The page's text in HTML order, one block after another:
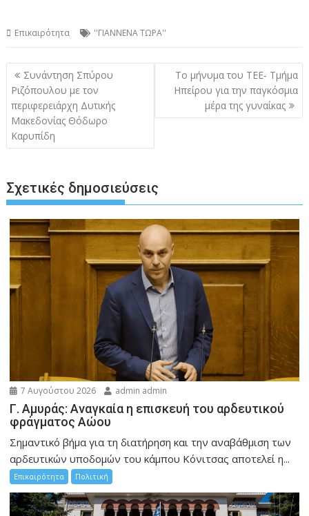
Επικαιρότητα ''ΓΙΑΝΝΕΝΑ ΤΩΡΑ''
Πλοήγηση
άρθρων
Συνάντηση Σπύρου
Ριζόπουλου με τον
περιφερειάρχη Δυτικής
Μακεδονίας Θόδωρο
Καρυπίδη
Το μήνυμα του ΤΕΕ- Τμήμα
Ηπείρου για την παγκόσμια
μέρα της γυναίκας
Σχετικές δημοσιεύσεις
7 Αυγούστου 2026 admin admin
Γ. Αμυράς: Αναγκαία η επισκευή του αρδευτικού
φράγματος Αώου
Σημαντικό βήμα για τη διατήρηση και την αναβάθμιση των
αρδευτικών υποδομών του κάμπου Κόνιτσας αποτελεί η...
Επικαιρότητα Πολιτική